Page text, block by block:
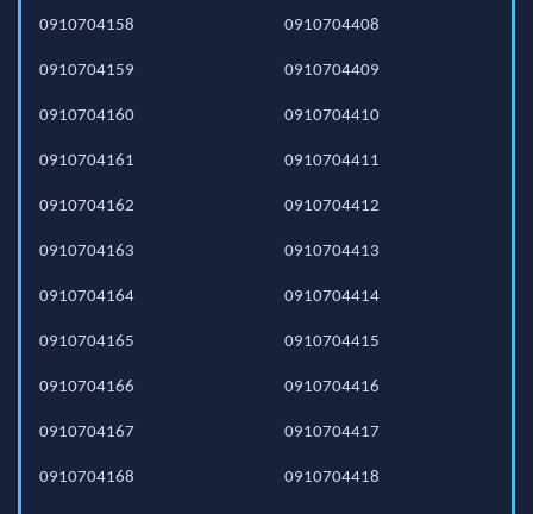
0910704158
0910704159
0910704160
0910704161
0910704162
0910704163
0910704164
0910704165
0910704166
0910704167
0910704168
0910704408
0910704409
0910704410
0910704411
0910704412
0910704413
0910704414
0910704415
0910704416
0910704417
0910704418